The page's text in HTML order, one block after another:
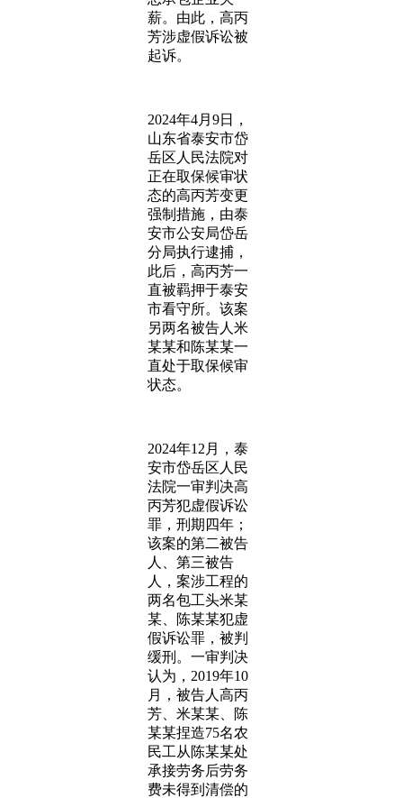
薪。由此，高丙
芳涉虚假诉讼被
起诉。
2024年4月9日，
山东省泰安市岱
岳区人民法院对
正在取保候审状
态的高丙芳变更
强制措施，由泰
安市公安局岱岳
分局执行逮捕，
此后，高丙芳一
直被羁押于泰安
市看守所。该案
另两名被告人米
某某和陈某某一
直处于取保候审
状态。
2024年12月，泰
安市岱岳区人民
法院一审判决高
丙芳犯虚假诉讼
罪，刑期四年；
该案的第二被告
人、第三被告
人，案涉工程的
两名包工头米某
某、陈某某犯虚
假诉讼罪，被判
缓刑。一审判决
认为，2019年10
月，被告人高丙
芳、米某某、陈
某某捏造75名农
民工从陈某某处
承接劳务后劳务
费未得到清偿的